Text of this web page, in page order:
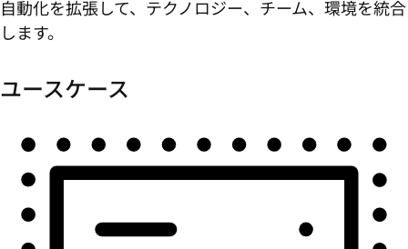
自動化を拡張して、テクノロジー、チーム、環境を統合
します。
ユースケース